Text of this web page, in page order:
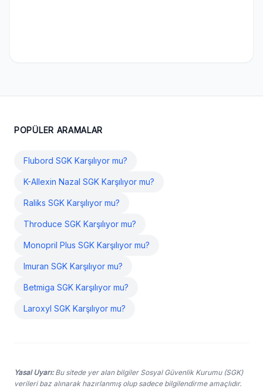
POPÜLER ARAMALAR
Flubord SGK Karşılıyor mu?
K-Allexin Nazal SGK Karşılıyor mu?
Raliks SGK Karşılıyor mu?
Throduce SGK Karşılıyor mu?
Monopril Plus SGK Karşılıyor mu?
Imuran SGK Karşılıyor mu?
Betmiga SGK Karşılıyor mu?
Laroxyl SGK Karşılıyor mu?
Yasal Uyarı:Bu sitede yer alan bilgiler Sosyal Güvenlik Kurumu (SGK)
verileri baz alınarak hazırlanmış olup sadece bilgilendirme amaçlıdır.